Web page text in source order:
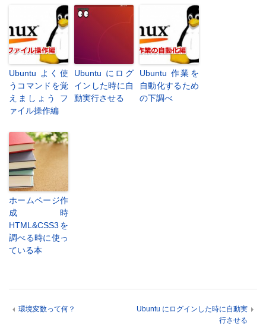
Ubuntu よく使
うコマンドを覚
えましょう フ
ァイル操作編
Ubuntu にログ
インした時に自
動実行させる
Ubuntu 作業を
自動化するため
の下調べ
ホームページ作
成時
HTML&CSS3を
調べる時に使っ
ている本
環境変数って何？
Ubuntu にログインした時に自動実
行させる